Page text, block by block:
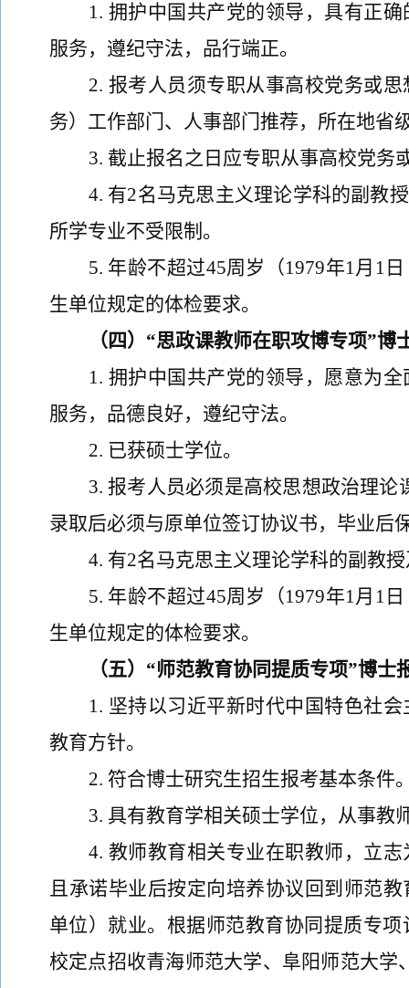
1. 拥护中国共产党的领导，具有正
服务，遵纪守法，品行端正。
2. 报考人员须专职从事高校党务或
务）工作部门、人事部门推荐，所在地省
3. 截止报名之日应专职从事高校党务
4. 有2名马克思主义理论学科的副教
所学专业不受限制。
5. 年龄不超过45周岁（1979年1月 1
生单位规定的体检要求。
（ 四） “思政课教师在职攻博专项”博
1. 拥护中国共产党的领导，愿意为全
服务， 品德良好， 遵纪守法。
2. 已获硕士学位。
3.报考人员必须是高校思想政治理论
录取后必须与原单位签订协议书，毕业后
4. 有2名马克思主义理论学科的副教
5. 年龄不超过45周岁（1979年1月 1
生单位规定的体检要求。
（五） “师范教育协同提质专项”博士
1. 坚持以习近平新时代中国特色社
教育方针。
2. 符合博士研究生招生报考基本条件
3. 具有教育学相关硕士学位，从事教
4. 教师教育相关专业在职教师，立
且 承诺毕业后按定向培养协议回到师范
单位） 就业。 根据师范教育协同提质专
校定点招收青海师范大学、阜阳师范大